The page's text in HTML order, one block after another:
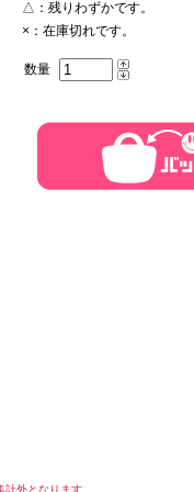
△： 残りわずかです。
×： 在庫切れです。
数量
外となります。